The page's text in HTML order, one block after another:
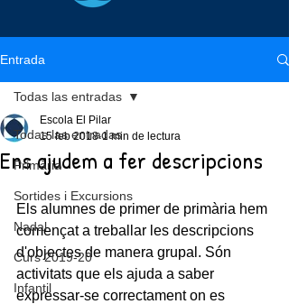
Entrada
Todas las entradas
Primària
Sortides i Excursions
Nadal
Curs 2019-20
Infantil
Todas las entradas
Ens ajudem a fer descripcions
Escola El Pilar
15 feb 2018 1 min de lectura
Els alumnes de primer de primària hem
començat a treballar les descripcions
d'objectes de manera grupal. Són
activitats que els ajuda a saber
expressar-se correctament on es